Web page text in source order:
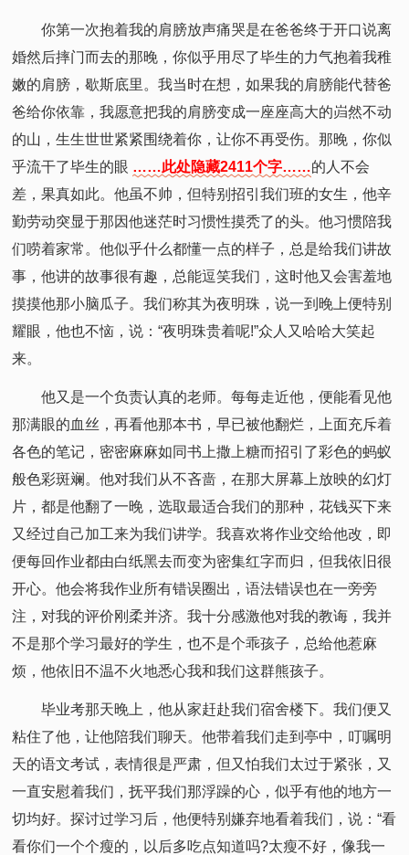
你第一次抱着我的肩膀放声痛哭是在爸爸终于开口说离
婚然后摔门而去的那晚，你似乎用尽了毕生的力气抱着我稚
嫩的肩膀，歇斯底里。我当时在想，如果我的肩膀能代替爸
爸给你依靠，我愿意把我的肩膀变成一座座高大的岿然不动
的山，生生世世紧紧围绕着你，让你不再受伤。那晚，你似
乎流干了毕生的眼 ……此处隐藏2411个字……的人不会
差，果真如此。他虽不帅，但特别招引我们班的女生，他辛
勤劳动突显于那因他迷茫时习惯性摸秃了的头。他习惯陪我
们唠着家常。他似乎什么都懂一点的样子，总是给我们讲故
事，他讲的故事很有趣，总能逗笑我们，这时他又会害羞地
摸摸他那小脑瓜子。我们称其为夜明珠，说一到晚上便特别
耀眼，他也不恼，说：“夜明珠贵着呢!”众人又哈哈大笑起
来。
他又是一个负责认真的老师。每每走近他，便能看见他
那满眼的血丝，再看他那本书，早已被他翻烂，上面充斥着
各色的笔记，密密麻麻如同书上撒上糖而招引了彩色的蚂蚁
般色彩斑斓。他对我们从不吝啬，在那大屏幕上放映的幻灯
片，都是他翻了一晚，选取最适合我们的那种，花钱买下来
又经过自己加工来为我们讲学。我喜欢将作业交给他改，即
便每回作业都由白纸黑去而变为密集红字而归，但我依旧很
开心。他会将我作业所有错误圈出，语法错误也在一旁旁
注，对我的评价刚柔并济。我十分感激他对我的教诲，我并
不是那个学习最好的学生，也不是个乖孩子，总给他惹麻
烦，他依旧不温不火地悉心我和我们这群熊孩子。
毕业考那天晚上，他从家赶赴我们宿舍楼下。我们便又
粘住了他，让他陪我们聊天。他带着我们走到亭中，叮嘱明
天的语文考试，表情很是严肃，但又怕我们太过于紧张，又
一直安慰着我们，抚平我们那浮躁的心，似乎有他的地方一
切均好。探讨过学习后，他便特别嫌弃地看着我们，说：“看
看你们一个个瘦的，以后多吃点知道吗?太瘦不好，像我一